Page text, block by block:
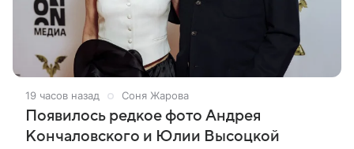
19 часов назад Соня Жарова
Появилось редкое фото Андрея
Кончаловского и Юлии Высоцкой